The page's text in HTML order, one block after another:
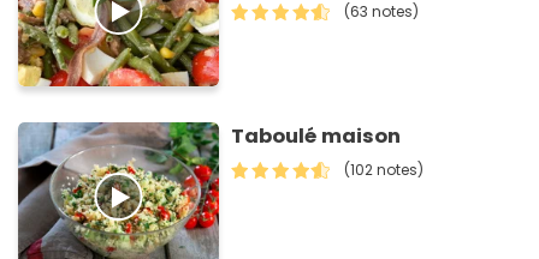
(63 notes)
Taboulé maison
(102 notes)